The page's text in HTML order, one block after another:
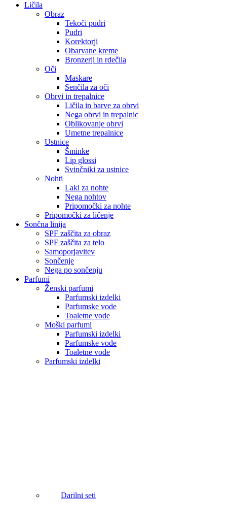
Ličila
Obraz
Tekoči pudri
Pudri
Korektorji
Obarvane kreme
Bronzerji in rdečila
Oči
Maskare
Senčila za oči
Obrvi in trepalnice
Ličila in barve za obrvi
Nega obrvi in trepalnic
Oblikovanje obrvi
Umetne trepalnice
Ustnice
Šminke
Lip glossi
Svinčniki za ustnice
Nohti
Laki za nohte
Nega nohtov
Pripomočki za nohte
Pripomočki za ličenje
Sončna linija
SPF zaščita za obraz
SPF zaščita za telo
Samoporjavitev
Sončenje
Nega po sončenju
Parfumi
Ženski parfumi
Parfumski izdelki
Parfumske vode
Toaletne vode
Moški parfumi
Parfumski izdelki
Parfumske vode
Toaletne vode
Parfumski izdelki
Darilni seti